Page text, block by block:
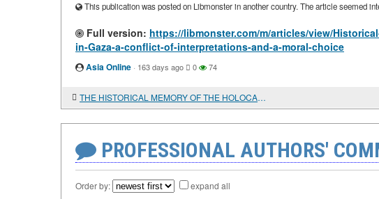
This publication was posted on Libmonster in another country. The article seemed
Full version: https://libmonster.com/m/articles/view/
in-Gaza-a-conflict-of-interpretations-and-a-moral-choice
Asia Online · 163 days ago 0 74
THE HISTORICAL MEMORY OF THE HOLOCAUST AND ISRAEL'S ACTIONS IN GAZA: A CONFLICT OF INTERPRETATIONS AND A MORAL CHOICE
PROFESSIONAL AUTHORS'
Order by: expand all